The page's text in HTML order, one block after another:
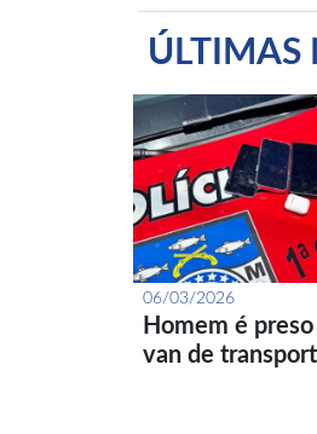
ÚLTIMAS
06/03/2026
Homem é
van de